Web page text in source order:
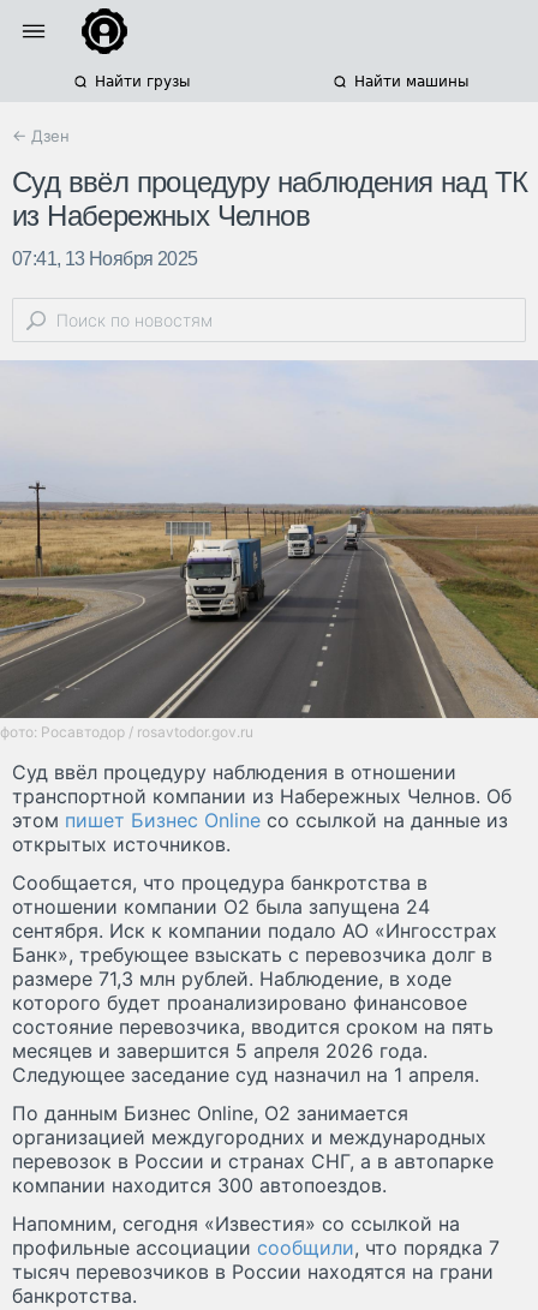
Найти грузы Найти машины
← Дзен
Суд ввёл процедуру наблюдения над ТК
из Набережных Челнов
07:41, 13 Ноября 2025
фото: Росавтодор / rosavtodor.gov.ru
Суд ввёл процедуру наблюдения в отношении
транспортной компании из Набережных Челнов. Об
этом пишет Бизнес Online со ссылкой на данные из
открытых источников.
Сообщается, что процедура банкротства в
отношении компании О2 была запущена 24
сентября. Иск к компании подало АО «Ингосстрах
Банк», требующее взыскать с перевозчика долг в
размере 71,3 млн рублей. Наблюдение, в ходе
которого будет проанализировано финансовое
состояние перевозчика, вводится сроком на пять
месяцев и завершится 5 апреля 2026 года.
Следующее заседание суд назначил на 1 апреля.
По данным Бизнес Online, О2 занимается
организацией междугородних и международных
перевозок в России и странах СНГ, а в автопарке
компании находится 300 автопоездов.
Напомним, сегодня «Известия» со ссылкой на
профильные ассоциации сообщили, что порядка 7
тысяч перевозчиков в России находятся на грани
банкротства.